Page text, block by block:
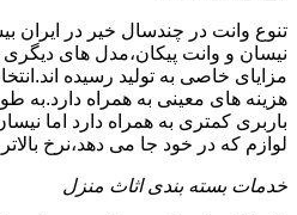
تنوع وانت در چندسال خیر در ایران
نیسان و وانت پیکان،مدل های دیگری
مزایای خاصی به تولید رسیده
هزینه های معینی به همراه دارد.به
باربری کمتری به همراه دارد اما
لوازم که در خود جا می دهد،نرخ
خدمات بسته بندی اثاث منزل